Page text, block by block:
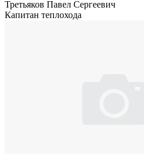
Третьяков Павел Сергеевич
Капитан теплохода